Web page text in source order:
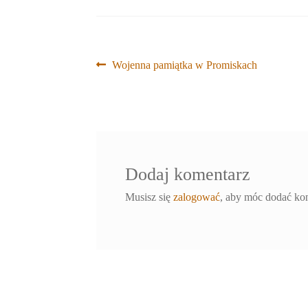
Nawigacja
Poprzedni
Wojenna pamiątka w Promiskach
Dodaj komentarz
Musisz się zalogować, aby móc dodać